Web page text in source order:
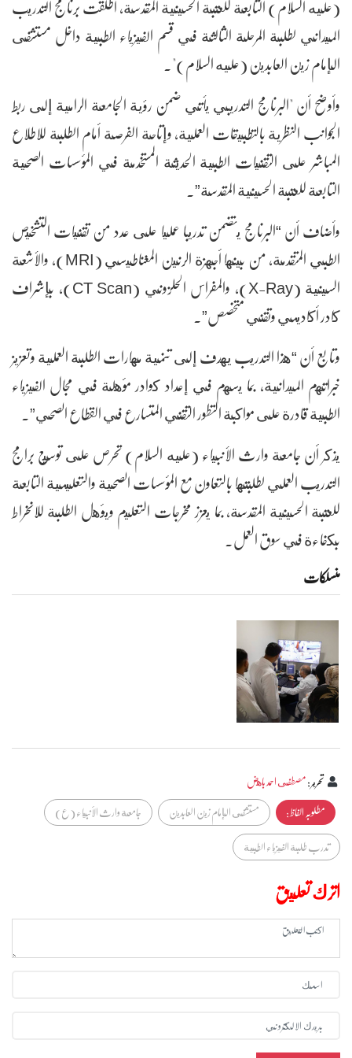
الميداني لطلبة المرحلة الثالثة في قسم الفيزياء الطبية داخل مستشفى
الإمام زين العابدين (عليه السلام)".
وأوضح أن "البرنامج التدريبي يأتي ضمن رؤية الجامعة الرامية إلى ربط
الجوانب النظرية بالتطبيقات العملية، وإتاحة الفرصة أمام الطلبة للاطلاع
المباشر على التقنيات الطبية الحديثة المستخدمة في المؤسسات الصحية
التابعة للعتبة الحسينية المقدسة”.
وأضاف أن “البرنامج يتضمن تدريبا عمليا على عدد من تقنيات التشخيص
الطبي المتقدمة، من بينها أجهزة الرنين المغناطيسي (MRI)، والأشعة
السينية (X-Ray)، والمفراس الحلزوني (CT Scan)، بإشراف
كادر أكاديمي وتقني متخصص”.
وتابع أن “هذا التدريب يهدف إلى تنمية مهارات الطلبة العملية وتعزيز
خبراتهم الميدانية، بما يسهم في إعداد كوادر مؤهلة في مجال الفيزياء
الطبية قادرة على مواكبة التطور التقني المتسارع في القطاع الصحي”.
يذكر أن جامعة وارث الأنبياء (عليه السلام) تحرص على توسيع برامج
التدريب العملي لطلبتها بالتعاون مع المؤسسات الصحية والتعليمية التابعة
للعتبة الحسينية المقدسة، بما يعزز مخرجات التعليم ويؤهل الطلبة للانخراط
بكفاءة في سوق العمل.
منسلکات
تحرير:مصطفى احمد باهض
مطلوبہ الفاظ :
مستشفى الإمام زين العابدين
جامعة وارث الأنبياء (ع)
تدرب طلبة الفيزياء الطبية
اترك تعليق